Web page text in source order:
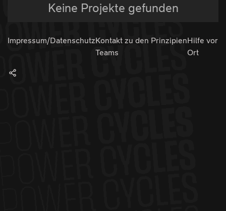
Keine Projekte gefunden
Impressum/DatenschutzKontakt zu den
Teams
PrinzipienHilfe vor
Ort